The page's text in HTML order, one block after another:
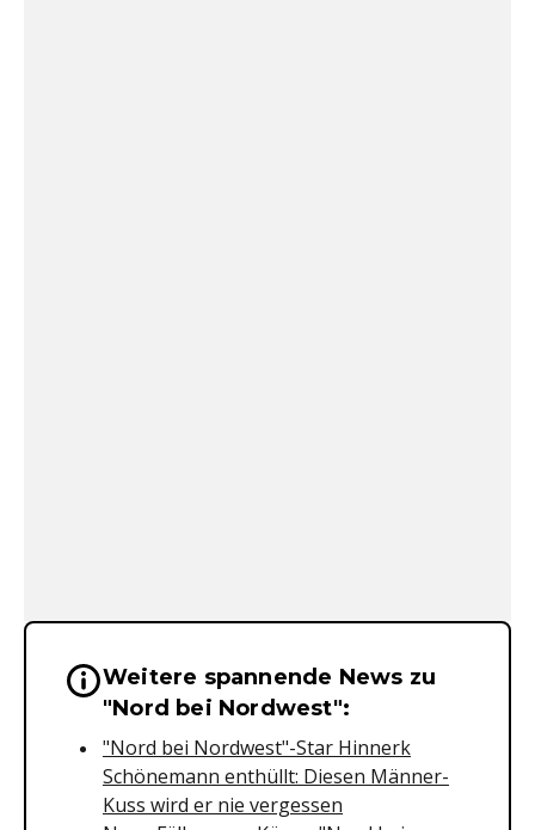
Wichtige Hinweise &
Weitere spannende News zu
"Nord bei Nordwest":
"Nord bei Nordwest"-Star Hinnerk
Schönemann enthüllt: Diesen Männer-
Kuss wird er nie vergessen